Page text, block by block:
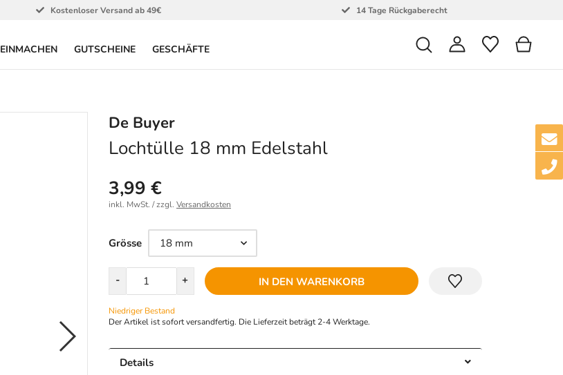
Kostenloser Versand ab 49€ 14 Tage Rückgaberecht
EINMACHEN GUTSCHEINE GESCHÄFTE
De Buyer
Lochtülle 18 mm Edelstahl
3,99 €
inkl. MwSt. / zzgl. Versandkosten
Grösse
Größe
- + IN DEN WARENKORB
Niedriger Bestand
Der Artikel ist sofort versandfertig. Die Lieferzeit beträgt 2-4 Werktage.
Details